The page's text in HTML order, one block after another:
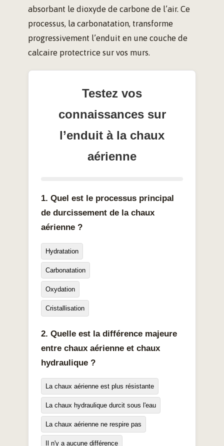
absorbant le dioxyde de carbone de l’air. Ce
processus, la carbonatation, transforme
progressivement l’enduit en une couche de
calcaire protectrice sur vos murs.
Testez vos
connaissances sur
l’enduit à la chaux
aérienne
1. Quel est le processus principal
de durcissement de la chaux
aérienne ?
Hydratation
Carbonatation
Oxydation
Cristallisation
2. Quelle est la différence majeure
entre chaux aérienne et chaux
hydraulique ?
La chaux aérienne est plus résistante
La chaux hydraulique durcit sous l'eau
La chaux aérienne ne respire pas
Il n'y a aucune différence